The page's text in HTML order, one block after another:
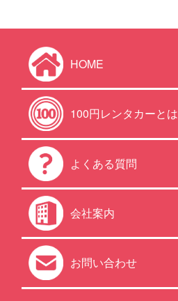
HOME
100円レンタカーとは
よくある質問
会社案内
お問い合わせ